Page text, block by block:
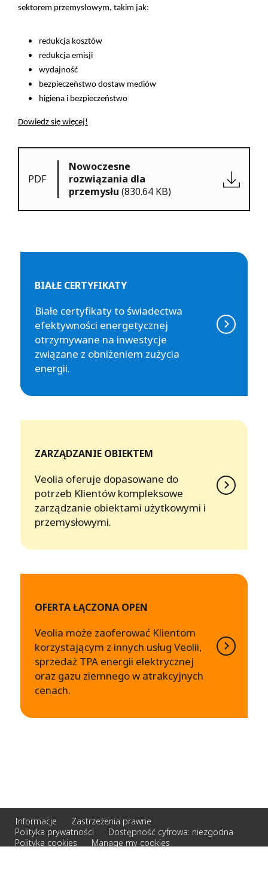
sektorem przemysłowym, takim jak:
redukcja kosztów
redukcja emisji
wydajność
bezpieczeństwo dostaw mediów
higiena i bezpieczeństwo
Dowiedz się więcej!
PDF
Nowoczesne
rozwiązania dla
przemysłu (830.64 KB)
BIAŁE CERTYFIKATY
Białe certyfikaty to świadectwa
efektywności energetycznej
otrzymywane na inwestycje
związane z obniżeniem zużycia
energii.
ZARZĄDZANIE OBIEKTEM
Veolia oferuje dopasowane do
potrzeb Klientów kompleksowe
zarządzanie obiektami użytkowymi i
przemysłowymi.
OFERTA ŁĄCZONA OPEN
Veolia może zaoferować Klientom
korzystającym z innych usług Veolii,
sprzedaż TPA energii elektrycznej
oraz gazu ziemnego w atrakcyjnych
cenach.
Informacje
Zastrzeżenia prawne
Polityka prywatności
Dostępność cyfrowa: niezgodna
Polityka cookies
Manage my cookies